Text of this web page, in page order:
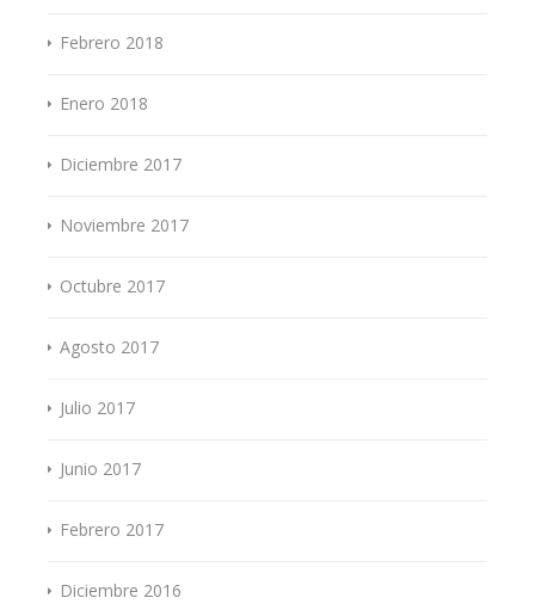
Febrero 2018
Enero 2018
Diciembre 2017
Noviembre 2017
Octubre 2017
Agosto 2017
Julio 2017
Junio 2017
Febrero 2017
Diciembre 2016